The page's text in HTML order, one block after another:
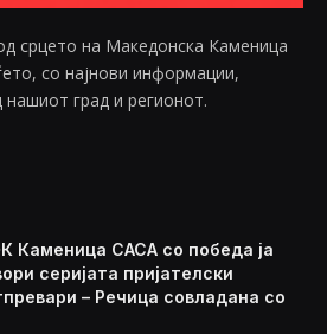
срцето на Македонска Каменица
со најнови информации,
нашиот град и регионот.
Каменица САСА со победа ја
серијата пријателски
– Речица совладана со